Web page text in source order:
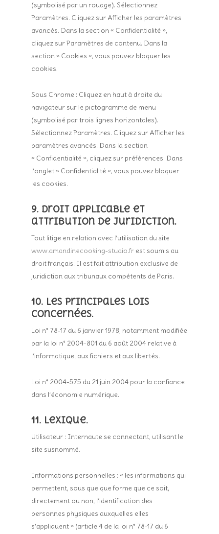
(symbolisé par un rouage). Sélectionnez
Paramètres. Cliquez sur Afficher les paramètres
avancés. Dans la section « Confidentialité »,
cliquez sur Paramètres de contenu. Dans la
section « Cookies », vous pouvez bloquer les
cookies.
Sous Chrome : Cliquez en haut à droite du
navigateur sur le pictogramme de menu
(symbolisé par trois lignes horizontales).
Sélectionnez Paramètres. Cliquez sur Afficher les
paramètres avancés. Dans la section
« Confidentialité », cliquez sur préférences. Dans
l’onglet « Confidentialité », vous pouvez bloquer
les cookies.
9. Droit applicable et
attribution de juridiction.
Tout litige en relation avec l’utilisation du site
www.amandinecooking-studio.fr est soumis au
droit français. Il est fait attribution exclusive de
juridiction aux tribunaux compétents de Paris.
10. Les principales lois
concernées.
Loi n° 78-17 du 6 janvier 1978, notamment modifiée
par la loi n° 2004-801 du 6 août 2004 relative à
l’informatique, aux fichiers et aux libertés.
Loi n° 2004-575 du 21 juin 2004 pour la confiance
dans l’économie numérique.
11. Lexique.
Utilisateur : Internaute se connectant, utilisant le
site susnommé.
Informations personnelles : « les informations qui
permettent, sous quelque forme que ce soit,
directement ou non, l’identification des
personnes physiques auxquelles elles
s’appliquent » (article 4 de la loi n° 78-17 du 6